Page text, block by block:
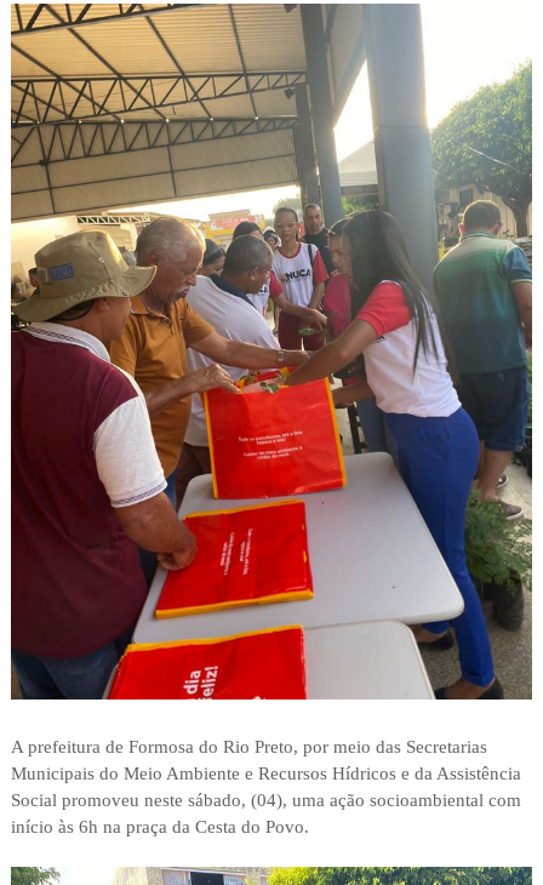
A prefeitura de Formosa do Rio Preto, por meio das Secretarias
Municipais do Meio Ambiente e Recursos Hídricos e da Assistência
Social promoveu neste sábado, (04), uma ação socioambiental com
início às 6h na praça da Cesta do Povo.